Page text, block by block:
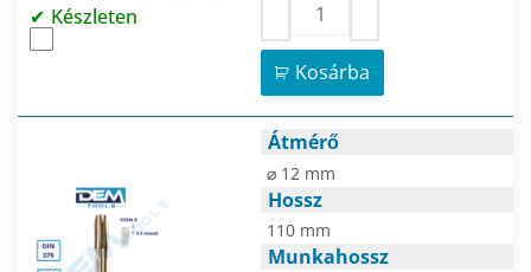
Készleten
Kosárba
Átmérő
⌀ 12 mm
Hossz
110 mm
Munkahossz